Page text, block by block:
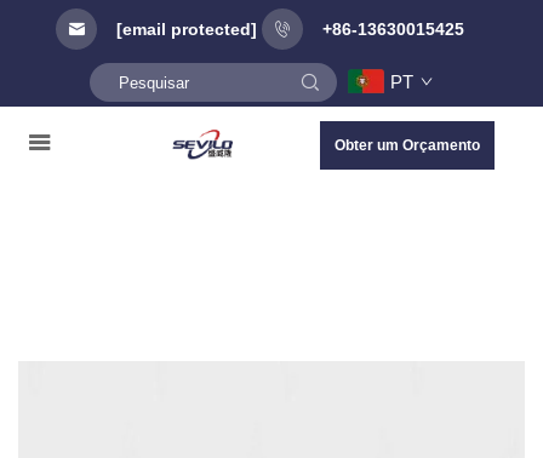
[email protected] +86-13630015425
PT
Obter um Orçamento